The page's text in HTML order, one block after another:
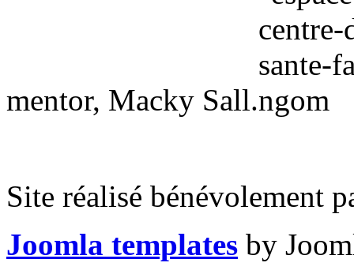
mentor, Macky Sall.
Site réalisé bénévolement
Joomla templates by